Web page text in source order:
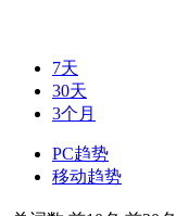
7天
30天
3个月
PC趋势
移动趋势